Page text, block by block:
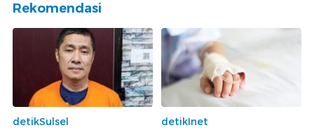
Rekomendasi
detikSulsel
detikInet